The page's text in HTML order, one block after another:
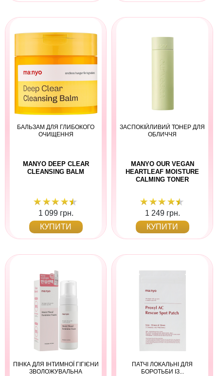
БАЛЬЗАМ ДЛЯ ГЛИБОКОГО
ОЧИЩЕННЯ
MANYO DEEP CLEAR
CLEANSING BALM
1 099 грн.
КУПИТИ
ЗАСПОКІЙЛИВИЙ ТОНЕР ДЛЯ
ОБЛИЧЧЯ
MANYO OUR VEGAN
HEARTLEAF MOISTURE
CALMING TONER
1 249 грн.
КУПИТИ
ПІНКА ДЛЯ ІНТИМНОЇ ГІГІЄНИ
ЗВОЛОЖУВАЛЬНА
ПАТЧІ ЛОКАЛЬНІ ДЛЯ
БОРОТЬБИ ІЗ...